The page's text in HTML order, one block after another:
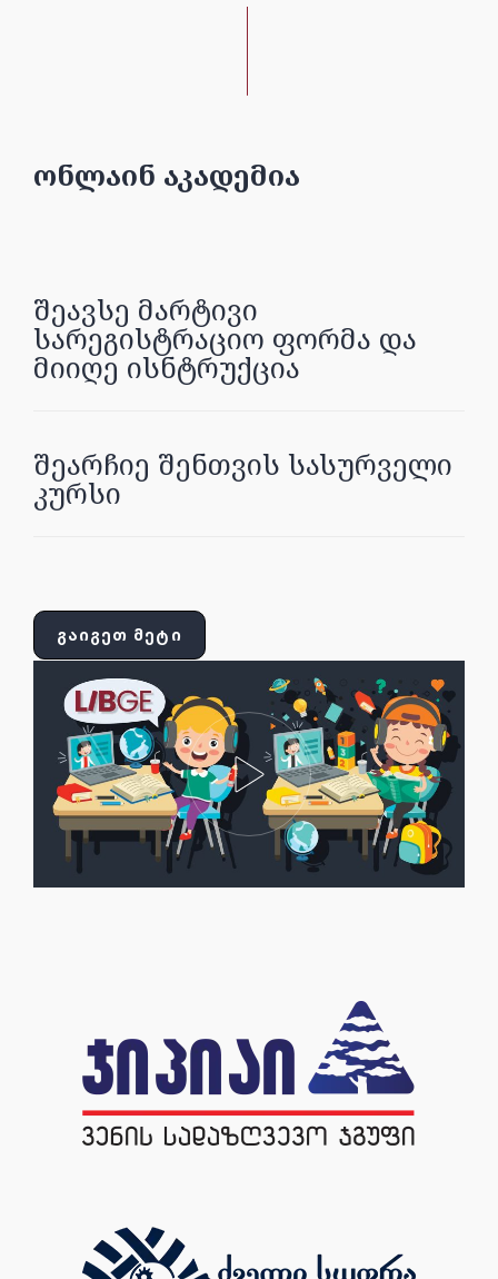
ᲝᲜᲚᲐᲘᲜ ᲐᲙᲐᲓᲔᲛᲘᲐ
ᲨᲔᲐᲕᲡᲔ ᲛᲐᲠᲢᲘᲕᲘ
ᲡᲐᲠᲔᲒᲘᲡᲢᲠᲐᲪᲘᲝ ᲤᲝᲠᲛᲐ ᲓᲐ
ᲛᲘᲘᲦᲔ ᲘᲡᲜᲢᲠᲣᲥᲪᲘᲐ
ᲨᲔᲐᲠᲩᲘᲔ ᲨᲔᲜᲗᲕᲘᲡ ᲡᲐᲡᲣᲠᲕᲔᲚᲘ
ᲙᲣᲠᲡᲘ
ᲒᲐᲘᲒᲔᲗ ᲛᲔᲢᲘ